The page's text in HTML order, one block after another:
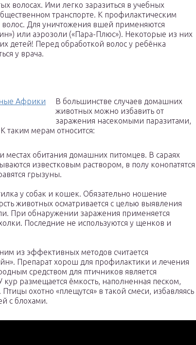
волосах. Ими легко заразиться в учебных
транспорте. К профилактическим
волос. Для уничтожения вшей применяются
или аэрозоли («Пара-Плюс»). Некоторые из них
детей! Перед обработкой волос у ребёнка
у врача.
Африки
В большинстве случаев домашних
животных можно избавить от
заражения насекомыми паразитами,
таким мерам относится:
местах обитания домашних питомцев. В сараях
известковым раствором, в полу конопатятся
грызуны.
у собак и кошек. Обязательно ношение
животных осматривается с целью выявления
При обнаружении заражения применяется
Последние не используются у щенков и
из эффективных методов считается
Препарат хорош для профилактики и лечения
средством для птичников является
размещается ёмкость, наполненная песком,
охотно «плещутся» в такой смеси, избавляясь
с блохами.